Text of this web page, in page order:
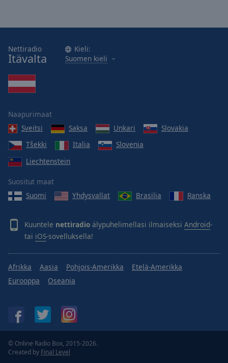
Nettiradio
Itävalta
Kieli:
Suomen kieli
Naapurimaat
Sveitsi
Saksa Unkari
Slovakia
Tšekki
Italia
Slovenia
Liechtenstein
Suositut maat
Suomi
Yhdysvallat Brasilia Ranska
Kuuntele nettiradio älypuhelimellasi ilmaiseksi Android-
tai iOS-sovelluksella!
Afrikka Aasia Pohjois-Amerikka
Etelä-Amerikka
Eurooppa
Oseania
© Online Radio Box, 2015-2026.
Created by Final Level